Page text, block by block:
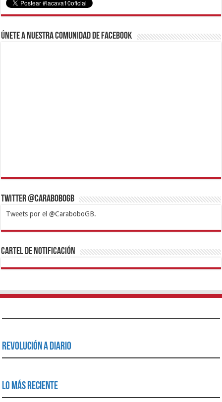
Únete a nuestra comunidad de Facebook
Twitter @CaraboboGB
Tweets por el @CaraboboGB.
1xbetBetturkeyBetistKralbetSupertotobetTipobetMatadorbetMariobet
https://mvbcasino.com/
Cartel de Notificación
Revolución a Diario
Lo Más Reciente